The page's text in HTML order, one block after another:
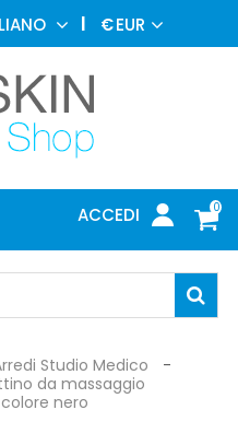
€EUR
0
ACCEDI
Studio Medico
da massaggio
nero